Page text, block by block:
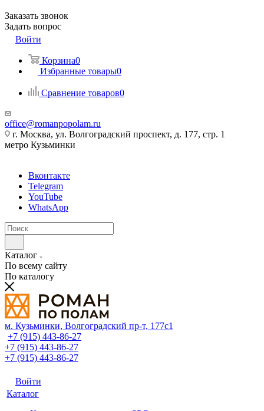
Заказать звонок
Задать вопрос
Войти
Корзина0
Избранные товары0
Сравнение товаров0
office@romanpopolam.ru
г. Москва, ул. Волгоградский проспект, д. 177, стр. 1
метро Кузьминки
Вконтакте
Telegram
YouTube
WhatsApp
Каталог
По всему сайту
По каталогу
м. Кузьминки, Волгоградский пр‑т, 177с1
+7 (915) 443-86-27
+7 (915) 443-86-27
+7 (915) 443-86-27
Войти
Каталог